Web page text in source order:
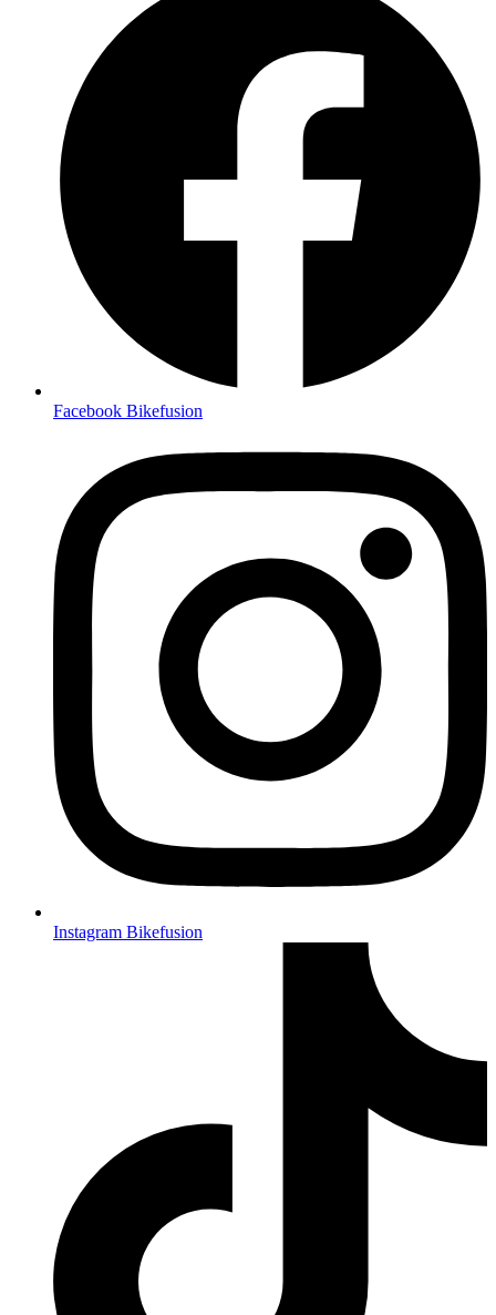
Facebook Bikefusion
Instagram Bikefusion